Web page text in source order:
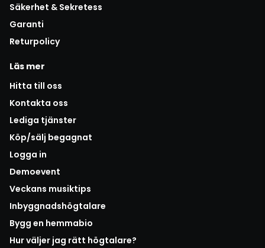
Säkerhet & Sekretess
Garanti
Returpolicy
Läs mer
Hitta till oss
Kontakta oss
Lediga tjänster
Köp/sälj begagnat
Logga in
Demoevent
Veckans musiktips
Inbyggnadshögtalare
Bygg en hemmabio
Hur väljer jag rätt högtalare?